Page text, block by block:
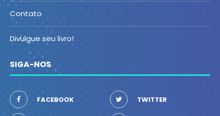
Contato
Divulgue seu livro!
SIGA-NOS
FACEBOOK TWITTER